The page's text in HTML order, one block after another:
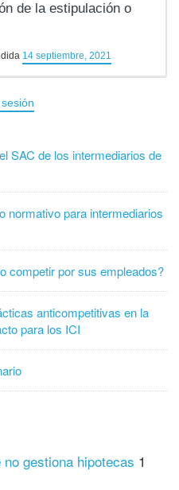
de la estipulación o
14 septiembre, 2021
SAC de los intermediarios de
normativo para intermediarios
competir por sus empleados?
anticompetitivas en la
para los ICI
gestiona hipotecas 1